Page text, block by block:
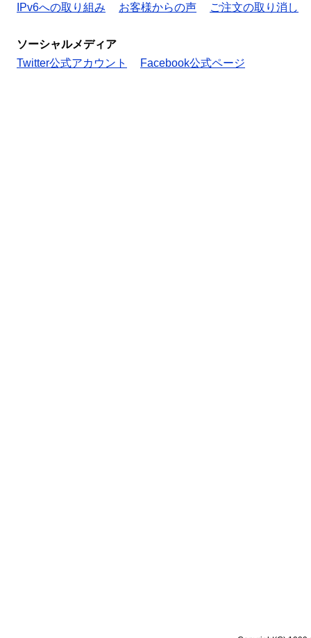
IPv6への取り組み
お客様からの声 ご注文の取り消し
ソーシャルメディア
Twitter公式アカウント
Facebook公式ページ